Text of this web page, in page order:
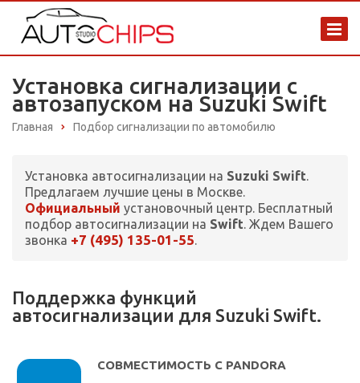
Установка сигнализации с
автозапуском на Suzuki Swift
Главная Подбор сигнализации по автомобилю
Установка автосигнализации на Suzuki Swift.
Предлагаем лучшие цены в Москве.
Официальный установочный центр. Бесплатный
подбор автосигнализации на Swift. Ждем Вашего
звонка +7 (495) 135-01-55.
Поддержка функций
автосигнализации для Suzuki Swift.
СОВМЕСТИМОСТЬ С PANDORA